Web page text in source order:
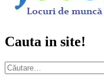
Cauta in site!
Caută
după: